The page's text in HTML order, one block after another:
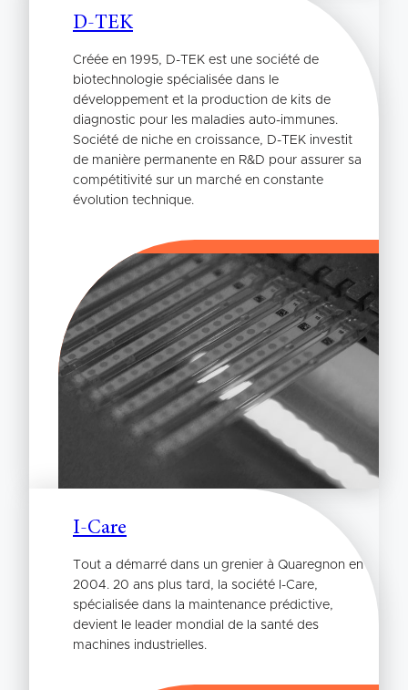
D-TEK
Créée en 1995, D-TEK est une société de
biotechnologie spécialisée dans le
développement et la production de kits de
diagnostic pour les maladies auto-immunes.
Société de niche en croissance, D-TEK investit
de manière permanente en R&D pour assurer sa
compétitivité sur un marché en constante
évolution technique.
I-Care
Tout a démarré dans un grenier à Quaregnon en
2004. 20 ans plus tard, la société I-Care,
spécialisée dans la maintenance prédictive,
devient le leader mondial de la santé des
machines industrielles.